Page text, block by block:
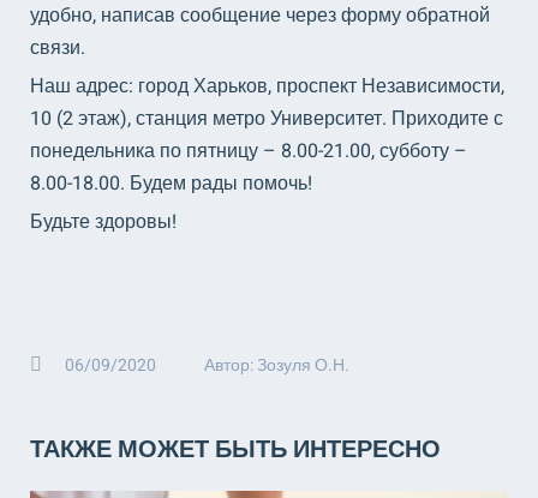
удобно, написав сообщение через форму обратной
связи.
Наш адрес: город Харьков, проспект Независимости,
10 (2 этаж), станция метро Университет. Приходите с
понедельника по пятницу – 8.00-21.00, субботу –
8.00-18.00. Будем рады помочь!
Будьте здоровы!
06/09/2020 Автор: Зозуля О.Н.
ТАКЖЕ МОЖЕТ БЫТЬ ИНТЕРЕСНО